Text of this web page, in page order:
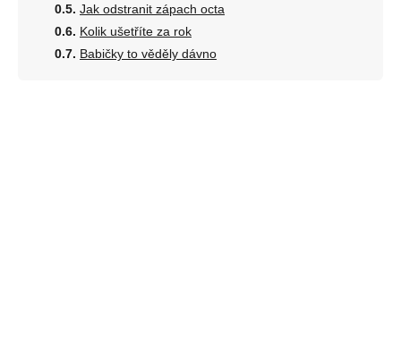
Jak odstranit zápach octa
Kolik ušetříte za rok
Babičky to věděly dávno